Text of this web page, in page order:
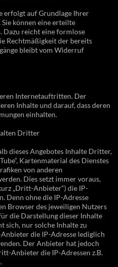
erfolgt auf Grundlage Ihrer
können eine erteilte
reicht eine formlose
Rechtmäßigkeit der bereits
bleibt vom Widerruf
Internetauftritten. Der
Inhalte und darauf, dass deren
einhalten.
Dritter
dieses Angebotes Inhalte Dritter,
Kartenmaterial des Dienstes
von anderen
Dies setzt immer voraus,
„Dritt-Anbieter“) die IP-
Denn ohne die IP-Adresse
Browser des jeweiligen Nutzers
die Darstellung dieser Inhalte
sich, nur solche Inhalte zu
die IP-Adresse lediglich
Der Anbieter hat jedoch
Anbieter die IP-Adressen z.B.